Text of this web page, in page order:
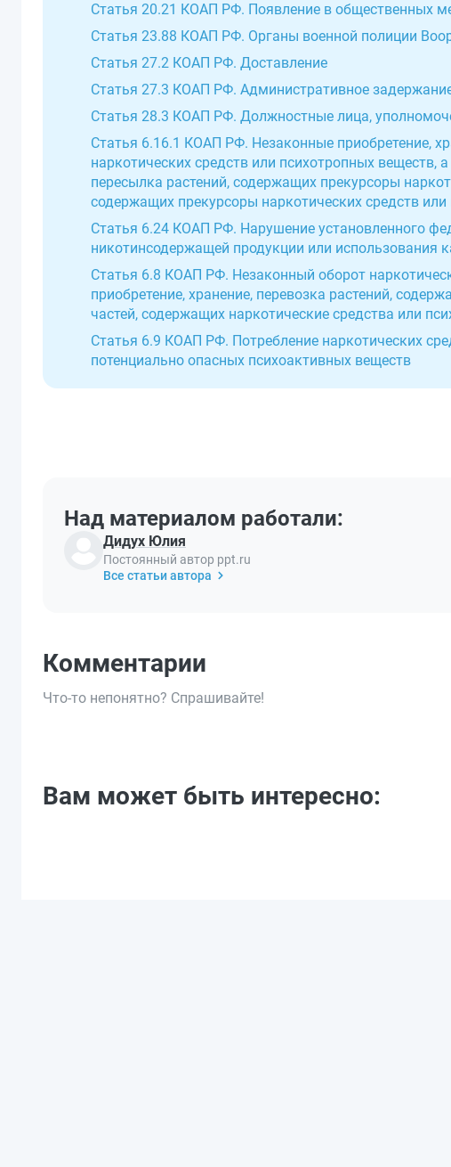
Статья 20.21 КОАП РФ. Появление в общественных
Статья 23.88 КОАП РФ. Органы военной полиции
Статья 27.2 КОАП РФ. Доставление
Статья 27.3 КОАП РФ. Административное
Статья 28.3 КОАП РФ. Должностные лица,
Статья 6.16.1 КОАП РФ. Незаконные приобретение,
наркотических средств или психотропных веществ,
пересылка растений, содержащих прекурсоры
содержащих прекурсоры наркотических средств
Статья 6.24 КОАП РФ. Нарушение установленного
никотинсодержащей продукции или использования
Статья 6.8 КОАП РФ. Незаконный оборот
приобретение, хранение, перевозка растений,
частей, содержащих наркотические средства или
Статья 6.9 КОАП РФ. Потребление наркотических
потенциально опасных психоактивных веществ
Над материалом работали:
Дидух Юлия
Постоянный автор ppt.ru
Все статьи автора
Комментарии
Что-то непонятно? Спрашивайте!
Вам может быть интересно: